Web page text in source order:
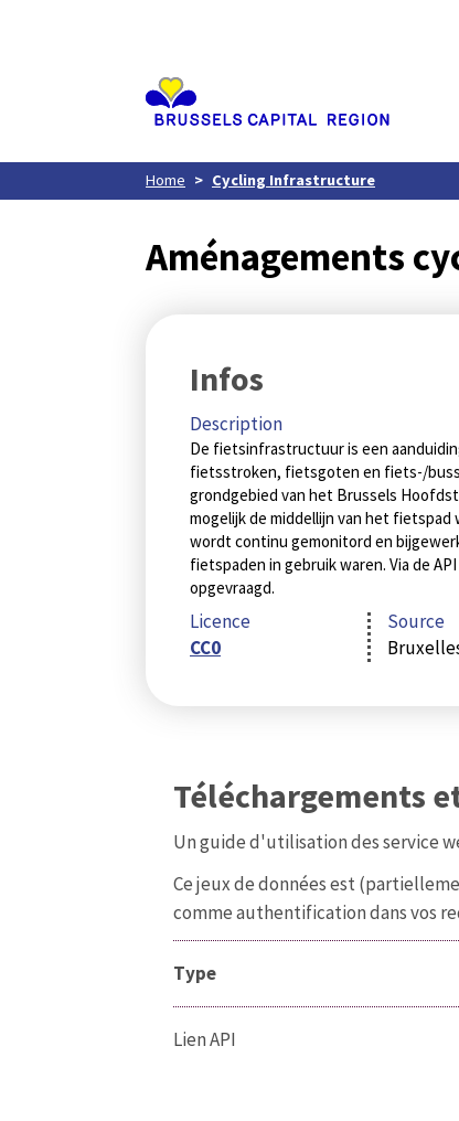
Home Cycling Infrastructure
Aménagements
Infos
Description
De fietsinfrastructuur is een
fietsstroken, fietsgoten en fiets-/
grondgebied van het Brussels
mogelijk de middellijn van het
wordt continu gemonitord en
fietspaden in gebruik waren. Via de
opgevraagd.
Licence
CC0
Source
Téléchargements
Un guide d'utilisation des service
Ce jeux de données est
comme authentification dans vos
Type
Lien API